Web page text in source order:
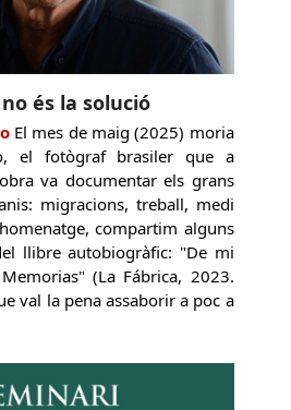
és la solució
El mes de maig (2025) moria
el fotògraf brasiler que a
va documentar els grans
migracions, treball, medi
compartim alguns
llibre autobiogràfic: "De mi
(La Fábrica, 2023.
val la pena assaborir a poc a